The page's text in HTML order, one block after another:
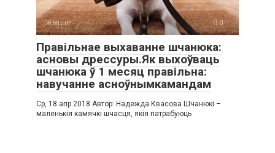
Жыццё 0
Правільнае выхаванне шчанюка:
асновы дрессуры.Як выхоўваць
шчанюка ў 1 месяц правільна:
навучанне асноўнымкамандам
Ср, 18 апр 2018 Автор: Надежда Квасова Шчанюкі –
маленькія камячкі шчасця, якія патрабуюць